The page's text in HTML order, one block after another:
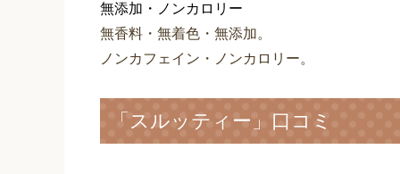
無添加・ノンカロリー
無香料・無着色・無添加。
ノンカフェイン・ノンカロリー。
「スルッティー」口コミ